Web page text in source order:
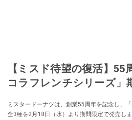
【ミスド待望の復活】55
コラフレンチシリーズ」
ミスタードーナツは、創業55周年を記念し、
全3種を2月18日（水）より期間限定で発売し